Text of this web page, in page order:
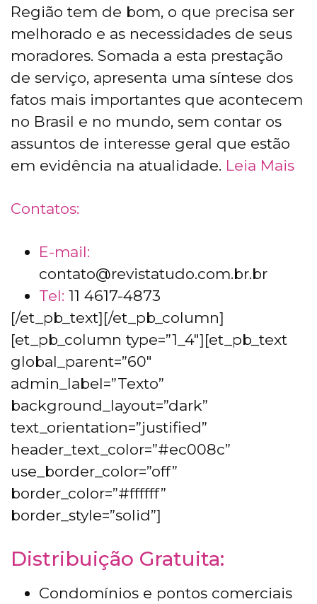
Região tem de bom, o que precisa ser
melhorado e as necessidades de seus
moradores. Somada a esta prestação
de serviço, apresenta uma síntese dos
fatos mais importantes que acontecem
no Brasil e no mundo, sem contar os
assuntos de interesse geral que estão
em evidência na atualidade. Leia Mais
Contatos:
E-mail:
contato@revistatudo.com.br.br
Tel: 11 4617-4873
[/et_pb_text][/et_pb_column]
[et_pb_column type=”1_4″][et_pb_text
global_parent=”60″
admin_label=”Texto”
background_layout=”dark”
text_orientation=”justified”
header_text_color=”#ec008c”
use_border_color=”off”
border_color=”#ffffff”
border_style=”solid”]
Distribuição Gratuita:
Condomínios e pontos comerciais